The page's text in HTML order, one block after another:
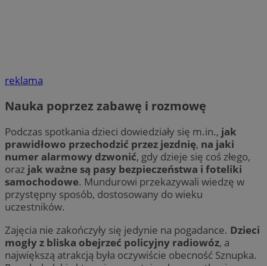
reklama
Nauka poprzez zabawę i rozmowę
Podczas spotkania dzieci dowiedziały się m.in., jak
prawidłowo przechodzić przez jezdnię, na jaki
numer alarmowy dzwonić, gdy dzieje się coś złego,
oraz jak ważne są pasy bezpieczeństwa i foteliki
samochodowe. Mundurowi przekazywali wiedzę w
przystępny sposób, dostosowany do wieku
uczestników.
Zajęcia nie zakończyły się jedynie na pogadance. Dzieci
mogły z bliska obejrzeć policyjny radiowóz, a
największą atrakcją była oczywiście obecność Sznupka.